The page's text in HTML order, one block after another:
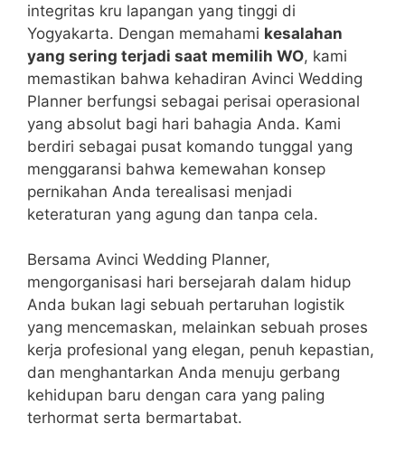
integritas kru lapangan yang tinggi di
Yogyakarta. Dengan memahami kesalahan
yang sering terjadi saat memilih WO, kami
memastikan bahwa kehadiran Avinci Wedding
Planner berfungsi sebagai perisai operasional
yang absolut bagi hari bahagia Anda. Kami
berdiri sebagai pusat komando tunggal yang
menggaransi bahwa kemewahan konsep
pernikahan Anda terealisasi menjadi
keteraturan yang agung dan tanpa cela.
Bersama Avinci Wedding Planner,
mengorganisasi hari bersejarah dalam hidup
Anda bukan lagi sebuah pertaruhan logistik
yang mencemaskan, melainkan sebuah proses
kerja profesional yang elegan, penuh kepastian,
dan menghantarkan Anda menuju gerbang
kehidupan baru dengan cara yang paling
terhormat serta bermartabat.